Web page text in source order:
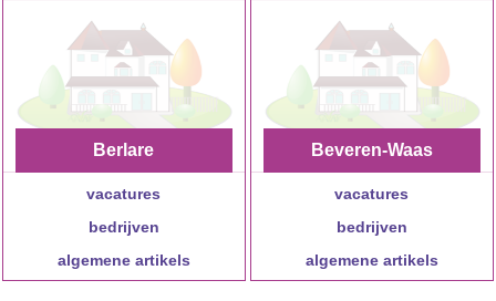
Berlare
vacatures
bedrijven
algemene artikels
Beveren-Waas
vacatures
bedrijven
algemene artikels